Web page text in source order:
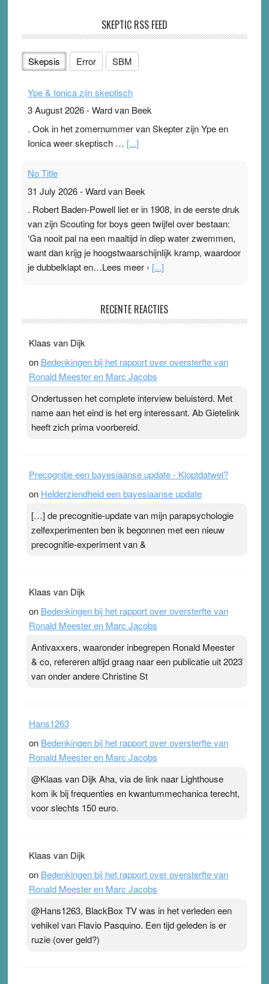
SKEPTIC RSS FEED
Skepsis Error SBM
Ype & Ionica zijn skeptisch
3 August 2026-Ward van Beek
. Ook in het zomernummer van Skepter zijn Ype en
Ionica weer skeptisch … [...]
No Title
31 July 2026-Ward van Beek
. Robert Baden-Powell liet er in 1908, in de eerste druk
van zijn Scouting for boys geen twijfel over bestaan:
‘Ga nooit pal na een maaltijd in diep water zwemmen,
want dan krijg je hoogstwaarschijnlijk kramp, waardoor
je dubbelklapt en…Lees meer › [...]
Ward van Beek
topsporters. Ze hopen ermee hun hartslag te verlagen
terwijl ze meer zuurstof opnemen. Daarop heeft zo’n
pleister geen effect. Maar het gevoel ‘makkelijker te
Pleisterplakkers in de topspsort ›[...]
RECENTE REACTIES
Klaas van Dijk
on Bedenkingen bij het rapport over oversterfte van
Ronald Meester en Marc Jacobs
Ondertussen het complete interview beluisterd. Met
name aan het eind is het erg interessant. Ab Gietelink
heeft zich prima voorbereid.
Precognitie een bayesiaanse update - Kloptdatwel?
on Helderziendheid een bayesiaanse update
[…] de precognitie-update van mijn parapsychologie
zelfexperimenten ben ik begonnen met een nieuw
precognitie-experiment van &
Klaas van Dijk
on Bedenkingen bij het rapport over oversterfte van
Ronald Meester en Marc Jacobs
Antivaxxers, waaronder inbegrepen Ronald Meester
& co, refereren altijd graag naar een publicatie uit 2023
van onder andere Christine St
Hans1263
on Bedenkingen bij het rapport over oversterfte van
Ronald Meester en Marc Jacobs
@Klaas van Dijk Aha, via de link naar Lighthouse
kom ik bij frequenties en kwantummechanica terecht,
voor slechts 150 euro.
Klaas van Dijk
on Bedenkingen bij het rapport over oversterfte van
Ronald Meester en Marc Jacobs
@Hans1263, BlackBox TV was in het verleden een
vehikel van Flavio Pasquino. Een tijd geleden is er
ruzie (over geld?)